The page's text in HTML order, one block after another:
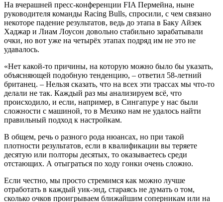
На вчерашней пресс-конференции FIA Пермейна, ныне
руководителя команды Racing Bulls, спросили, с чем связано
некоторе падение результатов, ведь до этапа в Баку Айзек
Хаджар и Лиам Лоусон довольно стабильно зарабатывали
очки, но вот уже на четырёх этапах подряд им не это не
удавалось.
«Нет какой-то причины, на которую можно было бы указать,
объясняющей подобную тенденцию, – ответил 58-летний
британец. – Нельзя сказать, что на всех эти трассах мы что-то
делали не так. Каждый раз мы анализируем всё, что
происходило, и если, например, в Сингапуре у нас были
сложности с машиной, то в Мехико нам не удалось найти
правильный подход к настройкам.
В общем, речь о разного рода нюансах, но при такой
плотности результатов, если в квалификации вы теряете
десятую или полторы десятых, то оказываетесь среди
отстающих. А отыграться по ходу гонки очень сложно.
Если честно, мы просто стремимся как можно лучше
отработать в каждый уик-энд, стараясь не думать о том,
сколько очков проигрываем ближайшим соперникам или на